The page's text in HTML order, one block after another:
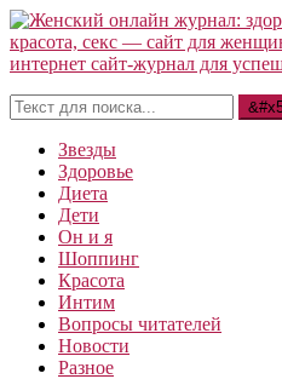
Звезды
Здоровье
Диета
Дети
Он и я
Шоппинг
Красота
Интим
Вопросы читателей
Новости
Разное